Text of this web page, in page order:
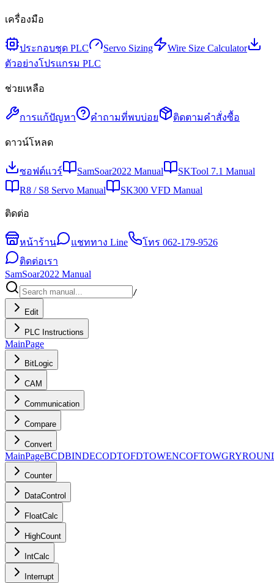
เครื่องมือ
ประกอบชุด PLC Servo Sizing
Wire Size Calculator
ตัวอย่างโปรแกรม PLC
ช่วยเหลือ
การแก้ปัญหา คำถามที่พบบ่อย ติดตามคำสั่งซื้อ
ดาวน์โหลด
ซอฟต์แวร์ SamSoar2022 Manual
SKTool 7.1 Manual
R8 / S8 Servo Manual
SK300 VFD Manual
ติดต่อ
หน้าร้าน แชททาง Line โทร 062-179-9526
ติดต่อเรา
SamSoar2022 Manual
/
Edit
PLC Instructions
MainPage
BitLogic
CAM
Communication
Compare
Convert
MainPageBCDBINDECODTOFDTOWENCOFTOWGRY
Counter
DataControl
FloatCalc
HighCount
IntCalc
Interrupt